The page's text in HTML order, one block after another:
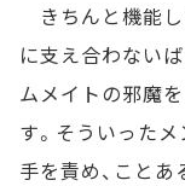
きちんと機能し
に支え合わない
ムメイトの邪魔
す。そういった
手を責め、こと